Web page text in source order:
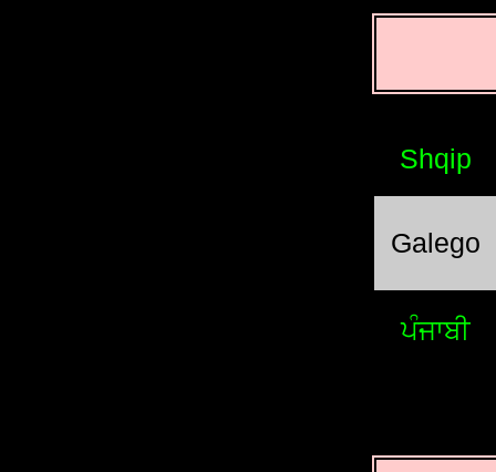
Shqip
Galego
ਪੰਜਾਬੀ